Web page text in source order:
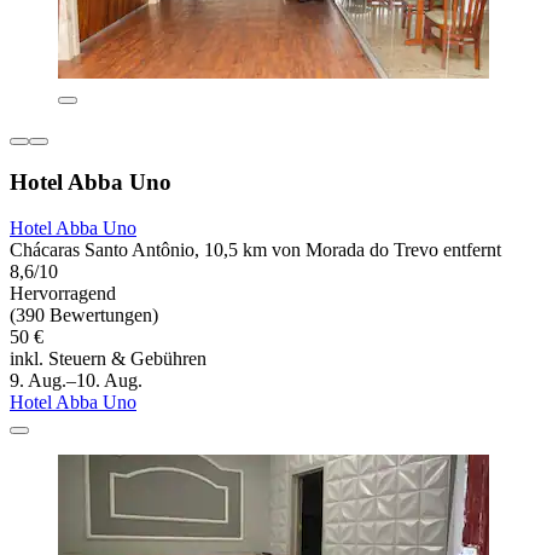
Hotel Abba Uno
Hotel Abba Uno
Chácaras Santo Antônio, 10,5 km von Morada do Trevo entfernt
8,6/10
Hervorragend
(390 Bewertungen)
50 €
inkl. Steuern & Gebühren
9. Aug.–10. Aug.
Hotel Abba Uno